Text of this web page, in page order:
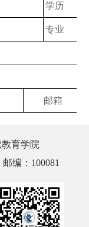
学历
专业
邮箱
育学院
编：100081